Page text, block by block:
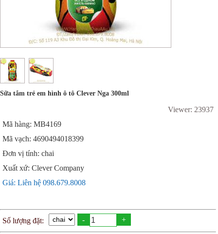
Sữa tắm trẻ em hình ô tô Clever Nga 300ml
Viewer: 23937
Mã hàng: MB4169
Mã vạch: 4690494018399
Đơn vị tính: chai
Xuất xứ: Clever Company
Giá: Liên hệ 098.679.8008
Số lượng đặt: - +